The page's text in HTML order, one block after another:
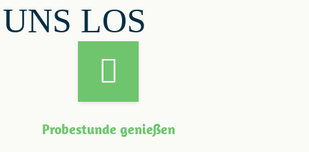
LOS
Probestunde genießen